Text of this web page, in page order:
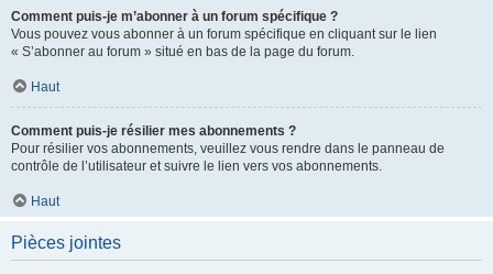
Comment puis-je m’abonner à un forum spécifique ?
Vous pouvez vous abonner à un forum spécifique en cliquant sur le lien
« S’abonner au forum » situé en bas de la page du forum.
Haut
Comment puis-je résilier mes abonnements ?
Pour résilier vos abonnements, veuillez vous rendre dans le panneau de
contrôle de l’utilisateur et suivre le lien vers vos abonnements.
Haut
Pièces jointes